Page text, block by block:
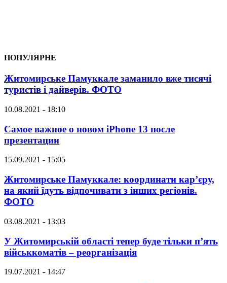
ПОПУЛЯРНЕ
Житомирське Памуккале заманило вже тисячі
туристів і дайверів. ФОТО
10.08.2021 - 18:10
Самое важное о новом iPhone 13 после
презентации
15.09.2021 - 15:05
Житомирське Памуккале: координати кар’єру,
на який їдуть відпочивати з інших регіонів.
ФОТО
03.08.2021 - 13:03
У Житомирській області тепер буде тільки п’ять
військкоматів – реорганізація
19.07.2021 - 14:47